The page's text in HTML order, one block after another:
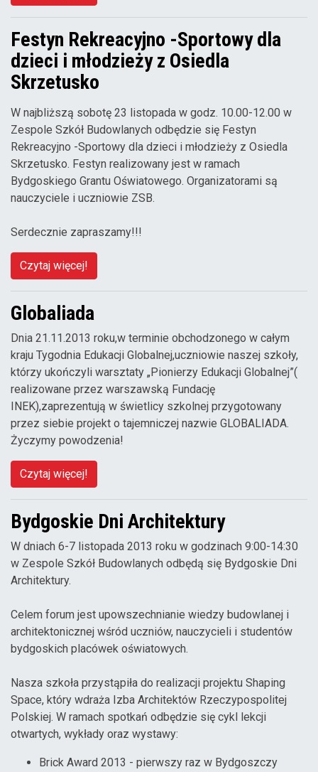
Festyn Rekreacyjno -Sportowy dla
dzieci i młodzieży z Osiedla
Skrzetusko
W najbliższą sobotę 23 listopada w godz. 10.00-12.00 w
Zespole Szkół Budowlanych odbędzie się Festyn
Rekreacyjno -Sportowy dla dzieci i młodzieży z Osiedla
Skrzetusko. Festyn realizowany jest w ramach
Bydgoskiego Grantu Oświatowego. Organizatorami są
nauczyciele i uczniowie ZSB.
Serdecznie zapraszamy!!!
Czytaj więcej!
Globaliada
Dnia 21.11.2013 roku,w terminie obchodzonego w całym
kraju Tygodnia Edukacji Globalnej,uczniowie naszej szkoły,
którzy ukończyli warsztaty „Pionierzy Edukacji Globalnej”(
realizowane przez warszawską Fundację
INEK),zaprezentują w świetlicy szkolnej przygotowany
przez siebie projekt o tajemniczej nazwie GLOBALIADA.
Życzymy powodzenia!
Czytaj więcej!
Bydgoskie Dni Architektury
W dniach 6-7 listopada 2013 roku w godzinach 9:00-14:30
w Zespole Szkół Budowlanych odbędą się Bydgoskie Dni
Architektury.
Celem forum jest upowszechnianie wiedzy budowlanej i
architektonicznej wśród uczniów, nauczycieli i studentów
bydgoskich placówek oświatowych.
Nasza szkoła przystąpiła do realizacji projektu Shaping
Space, który wdraża Izba Architektów Rzeczypospolitej
Polskiej. W ramach spotkań odbędzie się cykl lekcji
otwartych, wykłady oraz wystawy:
Brick Award 2013 - pierwszy raz w Bydgoszczy